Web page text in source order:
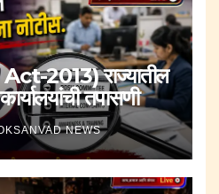
2013) राज्यातील
तपासणी
NEWS